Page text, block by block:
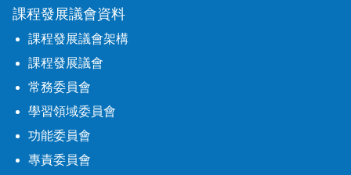
課程發展議會資料
課程發展議會架構
課程發展議會
常務委員會
學習領域委員會
功能委員會
專責委員會